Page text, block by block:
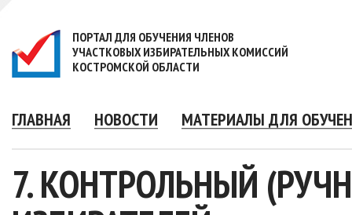
ПОРТАЛ ДЛЯ ОБУЧЕНИЯ ЧЛЕНОВ
УЧАСТКОВЫХ ИЗБИРАТЕЛЬНЫХ КОМИССИЙ
КОСТРОМСКОЙ ОБЛАСТИ
ГЛАВНАЯ НОВОСТИ МАТЕРИАЛЫ ДЛЯ
7. КОНТРОЛЬНЫЙ